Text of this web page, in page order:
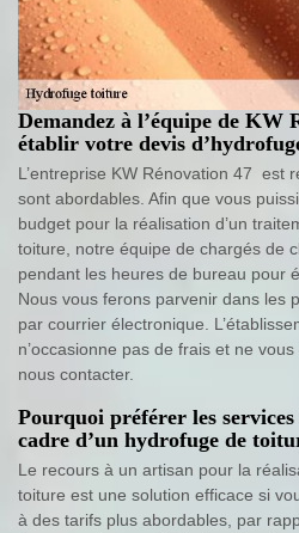
Demandez à l’équipe de KW
établir votre devis
L’entreprise KW Rénovation 47 est
sont abordables. Afin que vous
budget pour la réalisation d’un
toiture, notre équipe de chargés de
pendant les heures de bureau pour
Nous vous ferons parvenir dans les
par courrier électronique.
n’occasionne pas de frais et ne
nous contacter.
Pourquoi préférer les
cadre d’un hydrofuge de
Le recours à un artisan pour la
toiture est une solution efficace si
à des tarifs plus abordables, par